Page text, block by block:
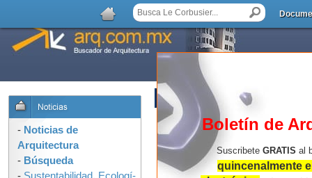
AGREGAR COMENTARIO
Boletín de
Suscribete GRATIS al
quincenalmente
- Noticias de
Arquitectura
- Búsqueda